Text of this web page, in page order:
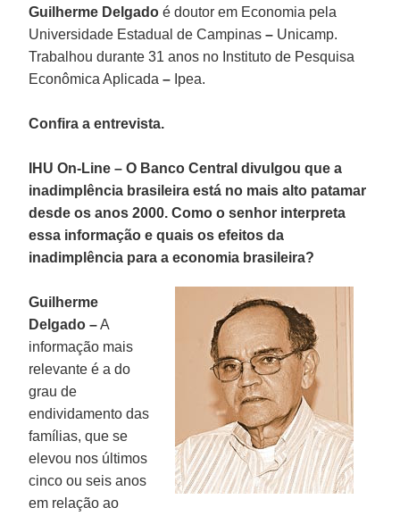
Guilherme Delgado é doutor em Economia pela
Universidade Estadual de Campinas– Unicamp.
Trabalhou durante 31 anos no Instituto de Pesquisa
Econômica Aplicada– Ipea.
Confira a entrevista.
IHU On-Line– O Banco Central divulgou que a
inadimplência brasileira está no mais alto patamar
desde os anos 2000. Como o senhor interpreta
essa informação e quais os efeitos da
inadimplência para a economia brasileira?
Guilherme
Delgado –A
informação mais
relevante é a do
grau de
endividamento das
famílias, que se
elevou nos últimos
cinco ou seis anos
em relação ao